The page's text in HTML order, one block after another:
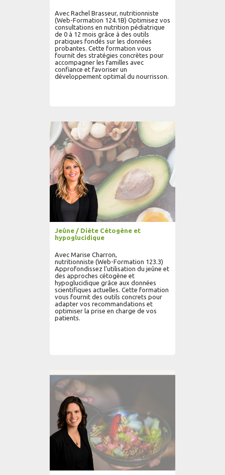
Avec Rachel Brasseur, nutritionniste
(Web-Formation 124.1B) Optimisez vos
consultations en nutrition pédiatrique
de 0 à 12 mois grâce à des outils
pratiques fondés sur les données
probantes. Cette formation vous
fournit des stratégies concrètes pour
accompagner les familles avec
confiance et favoriser un
développement optimal du nourrisson.
AJOUTER AU PANIER LIRE PLUS...
Jeûne / Diète Cétogène et
hypoglucidique
Avec Marise Charron,
nutritionniste (Web-Formation 123.3)
Approfondissez l’utilisation du jeûne et
des approches cétogène et
hypoglucidique grâce aux données
scientifiques actuelles. Cette formation
vous fournit des outils concrets pour
adapter vos recommandations et
optimiser la prise en charge de vos
patients.